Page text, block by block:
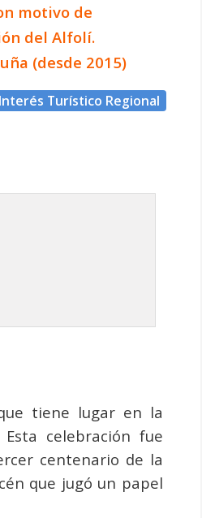
motivo de
del Alfolí.
(desde 2015)
Interés Turístico Regional
tiene lugar en la
celebración fue
centenario de la
que jugó un papel